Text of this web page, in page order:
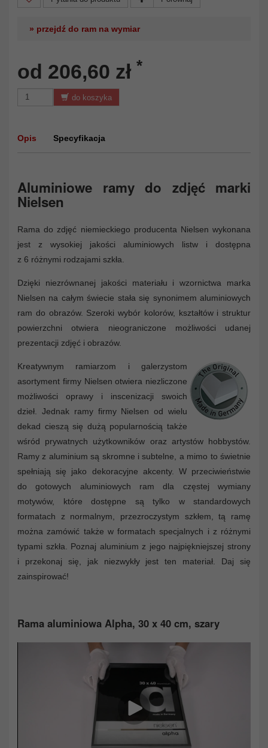
» przejdź do ram na wymiar
od 206,60 zł *
do koszyka
Opis Specyfikacja
Aluminiowe ramy do zdjęć marki
Nielsen
Rama do zdjęć niemieckiego producenta Nielsen wykonana
jest z wysokiej jakości aluminiowych listw i dostępna
z 6 różnymi rodzajami szkła.
Dzięki niezrównanej jakości materiału i wzornictwa marka
Nielsen na całym świecie stała się synonimem aluminiowych
ram do obrazów. Szeroki wybór kolorów, kształtów i struktur
powierzchni otwiera nieograniczone możliwości udanej
prezentacji zdjęć i obrazów.
Kreatywnym ramiarzom i galerzystom
asortyment firmy Nielsen otwiera niezliczone
możliwości oprawy i inscenizacji swoich
dzieł. Jednak ramy firmy Nielsen od wielu
dekad cieszą się dużą popularnością także
wśród prywatnych użytkowników oraz artystów hobbystów.
Ramy z aluminium są skromne i subtelne, a mimo to świetnie
spełniają się jako dekoracyjne akcenty. W przeciwieństwie
do gotowych aluminiowych ram dla częstej wymiany
motywów, które dostępne są tylko w standardowych
formatach z normalnym, przezroczystym szkłem, tą ramę
można zamówić także w formatach specjalnych i z różnymi
typami szkła. Poznaj aluminium z jego najpiękniejszej strony
i przekonaj się, jak niezwykły jest ten materiał. Daj się
zainspirować!
Rama aluminiowa Alpha, 30 x 40 cm, szary